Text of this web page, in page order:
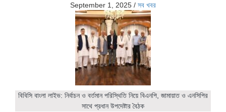
September 1, 2025 / সব খবর
বিবিসি বাংলা লাইভ: নির্বাচন ও বর্তমান পরিস্থিতি নিয়ে বিএনপি, জামায়াত ও এনসিপির
সাথে প্রধান উপদেষ্টার বৈঠক